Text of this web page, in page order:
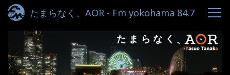
たまらなく、AOR - Fm yokohama 84.7